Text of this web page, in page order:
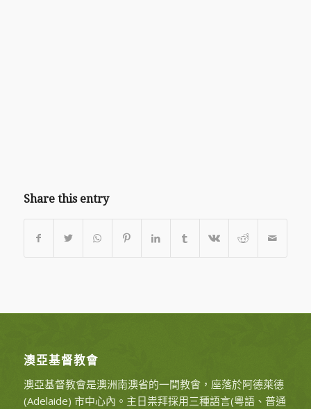
Share this entry
澳亞基督教會
澳亞基督教會是澳洲南澳省的一間教會，座落於阿德萊德
(Adelaide) 市中心內。主日祟拜採用三種語言(粵語、普通